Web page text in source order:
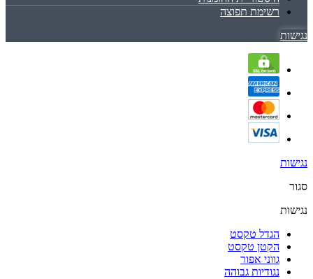
רשימת תפוצה
נגישות
נגישות
סגור
נגישות
הגדל טקסט
הקטן טקסט
גווני אפור
נגודיות גבוהה